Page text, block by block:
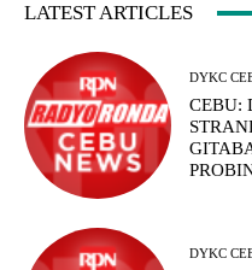
LATEST ARTICLES
DYKC
CEBU:
DYKC